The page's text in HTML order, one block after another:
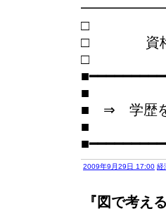
□ 資格は
■
■ ⇒ 学歴を
■
2009年9月29日 17:00 経
『図で考え